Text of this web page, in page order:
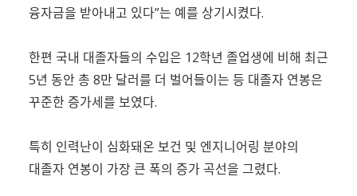
융자금을 받아내고 있다”는 예를 상기시켰다.
한편 국내 대졸자들의 수입은 12학년 졸업생에 비해 최근
5년 동안 총 8만 달러를 더 벌어들이는 등 대졸자 연봉은
꾸준한 증가세를 보였다.
특히 인력난이 심화돼온 보건 및 엔지니어링 분야의
대졸자 연봉이 가장 큰 폭의 증가 곡선을 그렸다.